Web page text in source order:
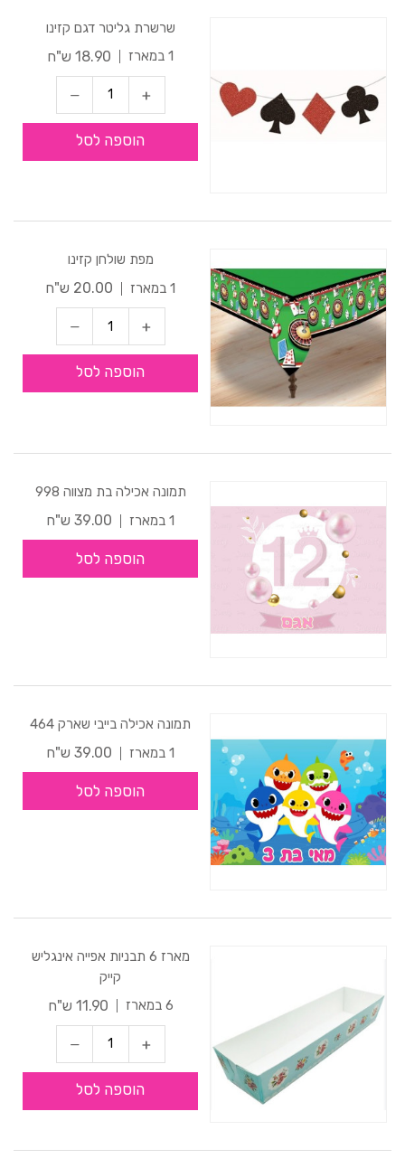
שרשרת גליטר דגם קזינו
1 במארז
18.90 ש"ח
הוספה לסל
מפת שולחן קזינו
1 במארז
20.00 ש"ח
הוספה לסל
תמונה אכילה בת מצווה 998
1 במארז
39.00 ש"ח
הוספה לסל
תמונה אכילה בייבי שארק 464
1 במארז
39.00 ש"ח
הוספה לסל
מארז 6 תבניות אפייה אינגליש
קייק
6 במארז
11.90 ש"ח
הוספה לסל